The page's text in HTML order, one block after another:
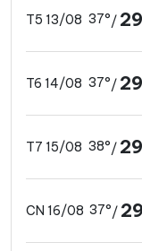
T5 13/08 37°/
T6 14/08 37°/
T7 15/08 38°/
CN 16/08 37°/